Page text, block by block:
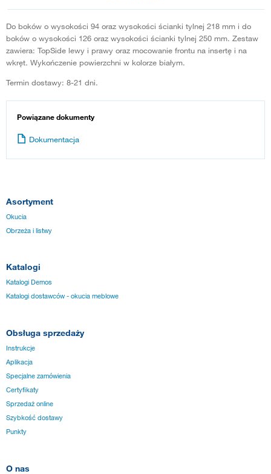
Do boków o wysokości 94 oraz wysokości ścianki tylnej 218 mm i do
boków o wysokości 126 oraz wysokości ścianki tylnej 250 mm. Zestaw
zawiera: TopSide lewy i prawy oraz mocowanie frontu na insertę i na
wkręt. Wykończenie powierzchni w kolorze białym.
Termin dostawy: 8-21 dni.
Powiązane dokumenty
Dokumentacja
Asortyment
Okucia
Obrzeża i listwy
Katalogi
Katalogi Demos
Katalogi dostawców - okucia meblowe
Obsługa sprzedaży
Instrukcje
Aplikacja
Specjalne zamówienia
Certyfikaty
Sprzedaż online
Szybkość dostawy
Punkty
O nas